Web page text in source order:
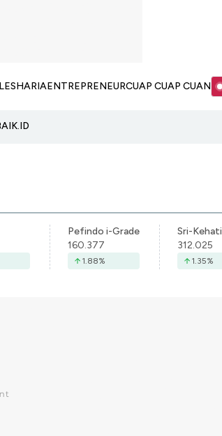
SHARIAENTREPRENEURCUAP CUAP CUAN
Pefindo i-Grade
160.377
1.88%
Sri-Kehati
312.025
1.35%